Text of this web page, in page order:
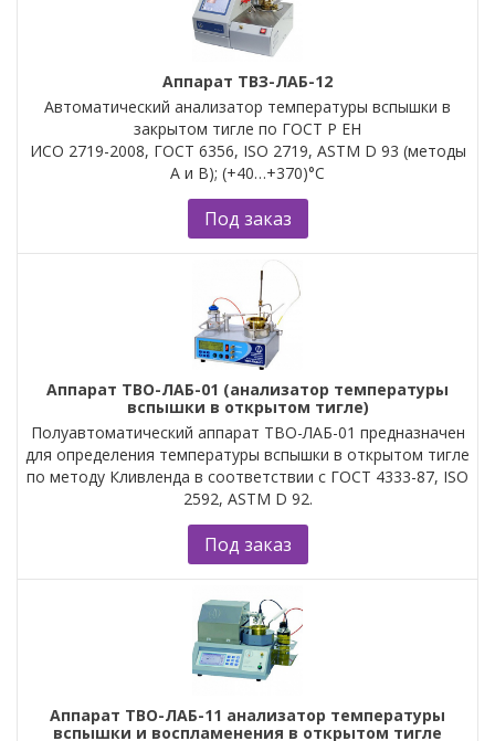
Аппарат ТВЗ-ЛАБ-12
Автоматический анализатор температуры вспышки в
закрытом тигле по ГОСТ Р ЕН
ИСО 2719-2008, ГОСТ 6356, ISO 2719, ASTM D 93 (методы
А и B); (+40…+370)°С
Под заказ
Аппарат ТВО-ЛАБ-01 (анализатор температуры
вспышки в открытом тигле)
Полуавтоматический аппарат ТВО-ЛАБ-01 предназначен
для определения температуры вспышки в открытом тигле
по методу Кливленда в соответствии с ГОСТ 4333-87, ISO
2592, ASTM D 92.
Под заказ
Аппарат ТВО-ЛАБ-11 анализатор температуры
вспышки и воспламенения в открытом тигле